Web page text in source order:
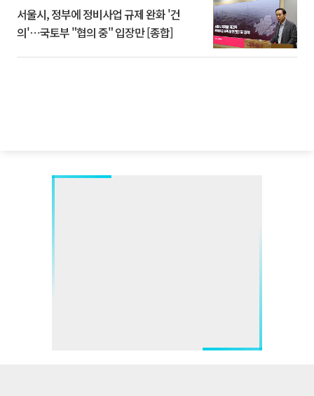
서울시, 정부에 정비사업 규제 완화 '건
의'⋯국토부 "협의 중" 입장만 [종합]